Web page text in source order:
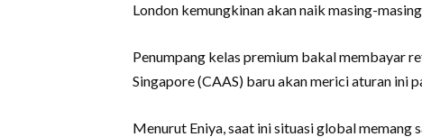
London kemungkinan akan naik masing-
Penumpang kelas premium bakal membayar
Singapore (CAAS) baru akan merici aturan ini
Menurut Eniya, saat ini situasi global